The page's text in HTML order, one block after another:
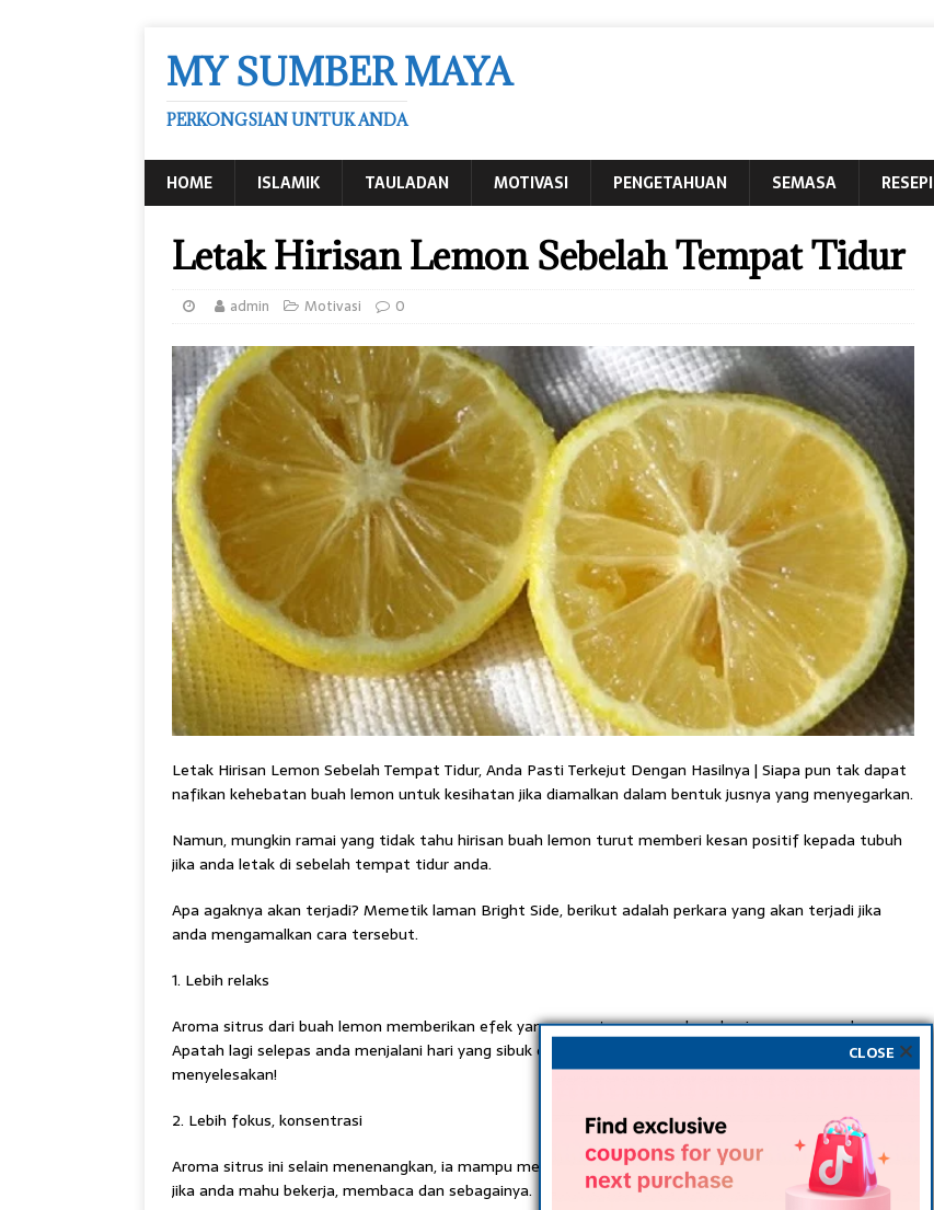
MY SUMBER MAYA
PERKONGSIAN UNTUK ANDA
HOME ISLAMIK TAULADAN MOTIVASI PENGETAHUAN SEMASA RESEPI
Letak Hirisan Lemon Sebelah Tempat Tidur
admin Motivasi 0
Letak Hirisan Lemon Sebelah Tempat Tidur, Anda Pasti Terkejut Dengan Hasilnya | Siapa pun tak dapat
nafikan kehebatan buah lemon untuk kesihatan jika diamalkan dalam bentuk jusnya yang menyegarkan.
Namun, mungkin ramai yang tidak tahu hirisan buah lemon turut memberi kesan positif kepada tubuh
jika anda letak di sebelah tempat tidur anda.
Apa agaknya akan terjadi? Memetik laman Bright Side, berikut adalah perkara yang akan terjadi jika
anda mengamalkan cara tersebut.
1. Lebih relaks
Aroma sitrus dari buah lemon memberikan efek yang sangat menenangkan dan juga menyegarkan.
Apatah lagi selepas anda menjalani hari yang sibuk dan memenatkan. Ahh, memang sangat
menyelesakan!
2. Lebih fokus, konsentrasi
Aroma sitrus ini selain menenangkan, ia mampu membuatkan seseorang lebih konsenstrasi. Terutama
jika anda mahu bekerja, membaca dan sebagainya.
CLOSE